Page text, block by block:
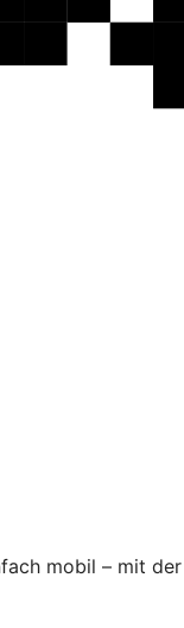
mobil – mit